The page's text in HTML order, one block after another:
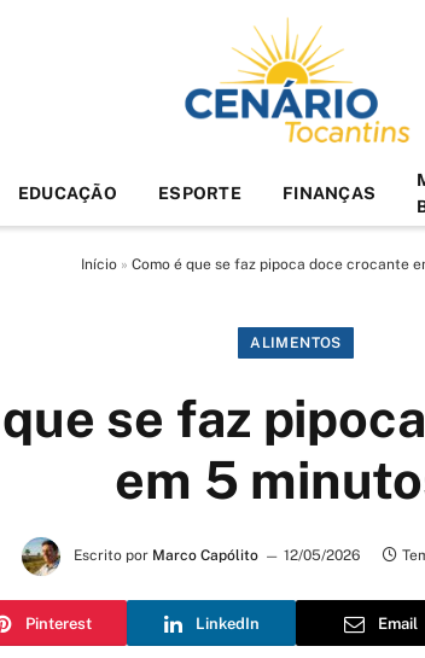
EDUCAÇÃO ESPORTE FINANÇAS
Início» Como é que se faz pipoca doce crocante
ALIMENTOS
se faz
em 5
Escrito por Marco Capólito 12/05/2026
Pinterest LinkedIn Email